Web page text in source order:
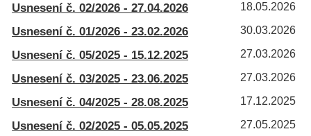
18.05.2026
Usnesení č. 02/2026 - 27.04.2026
30.03.2026
Usnesení č. 01/2026 - 23.02.2026
27.03.2026
Usnesení č. 05/2025 - 15.12.2025
27.03.2026
Usnesení č. 03/2025 - 23.06.2025
17.12.2025
Usnesení č. 04/2025 - 28.08.2025
27.05.2025
Usnesení č. 02/2025 - 05.05.2025